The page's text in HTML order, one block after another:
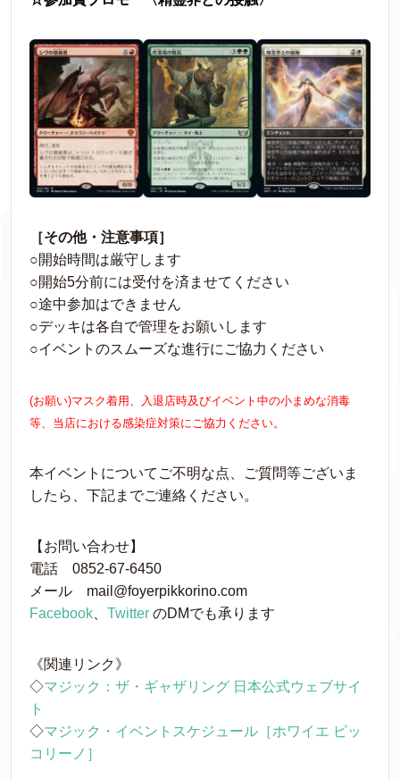
［その他・注意事項］
○開始時間は厳守します
○開始5分前には受付を済ませてください
○途中参加はできません
○デッキは各自で管理をお願いします
○イベントのスムーズな進行にご協力ください
(お願い)マスク着用、入退店時及びイベント中の小まめな消毒
等、当店における感染症対策にご協力ください。
本イベントについてご不明な点、ご質問等ございま
したら、下記までご連絡ください。
【お問い合わせ】
電話 0852-67-6450
メール mail@foyerpikkorino.com
Facebook、 Twitter のDMでも承ります
《関連リンク》
◇マジック：ザ・ギャザリング 日本公式ウェブサイ
ト
◇マジック・イベントスケジュール［ホワイエ ピッ
コリーノ］